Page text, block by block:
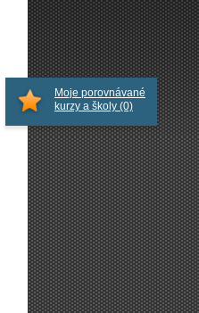
Moje porovnávané
kurzy a školy (0)